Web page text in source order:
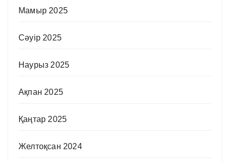
Мамыр 2025
Сәуір 2025
Наурыз 2025
Ақпан 2025
Қаңтар 2025
Желтоқсан 2024